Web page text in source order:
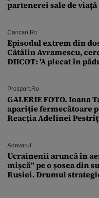
partenerei sale de viață
Cancan.ro
Episodul extrem din
Cătălin Avramescu,
DIICOT: 'A plecat în
Prosport.ro
GALERIE FOTO. Ioana
apariție fermecătoare
Reacția Adelinei
Adevarul
Ucrainenii aruncă în
mișcă” pe o șosea din
Rusiei. Drumul